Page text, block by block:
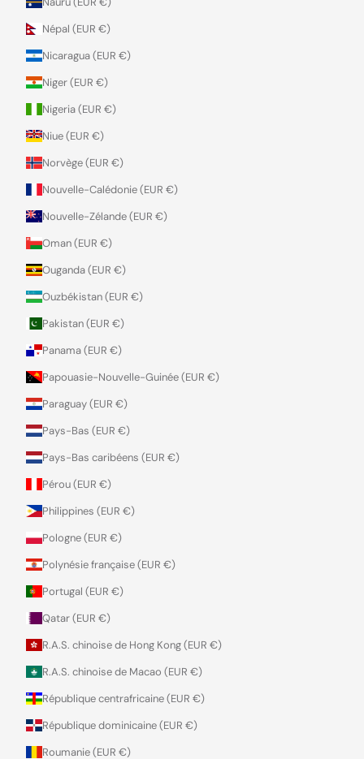
Népal (EUR €)
Nicaragua (EUR €)
Niger (EUR €)
Nigeria (EUR €)
Niue (EUR €)
Norvège (EUR €)
Nouvelle-Calédonie (EUR €)
Nouvelle-Zélande (EUR €)
Oman (EUR €)
Ouganda (EUR €)
Ouzbékistan (EUR €)
Pakistan (EUR €)
Panama (EUR €)
Papouasie-Nouvelle-Guinée (EUR €)
Paraguay (EUR €)
Pays-Bas (EUR €)
Pays-Bas caribéens (EUR €)
Pérou (EUR €)
Philippines (EUR €)
Pologne (EUR €)
Polynésie française (EUR €)
Portugal (EUR €)
Qatar (EUR €)
R.A.S. chinoise de Hong Kong (EUR €)
R.A.S. chinoise de Macao (EUR €)
République centrafricaine (EUR €)
République dominicaine (EUR €)
Roumanie (EUR €)